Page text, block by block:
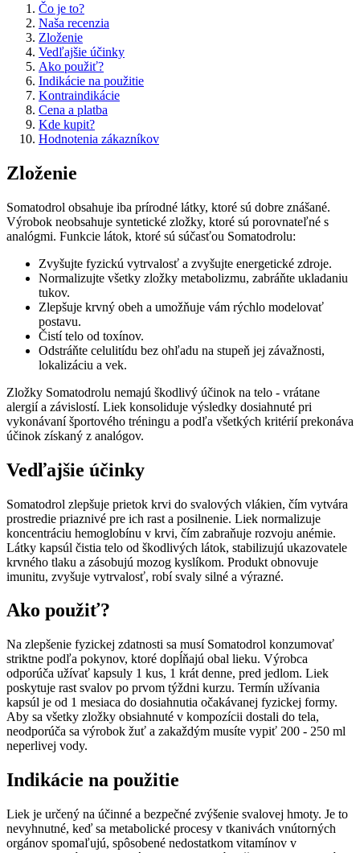
Čo je to?
Naša recenzia
Zloženie
Vedľajšie účinky
Ako použiť?
Indikácie na použitie
Kontraindikácie
Cena a platba
Kde kupit?
Hodnotenia zákazníkov
Zloženie
Somatodrol obsahuje iba prírodné látky, ktoré sú dobre znášané.
Výrobok neobsahuje syntetické zložky, ktoré sú porovnateľné s
analógmi. Funkcie látok, ktoré sú súčasťou Somatodrolu:
Zvyšujte fyzickú vytrvalosť a zvyšujte energetické zdroje.
Normalizujte všetky zložky metabolizmu, zabráňte ukladaniu
tukov.
Zlepšuje krvný obeh a umožňuje vám rýchlo modelovať
postavu.
Čistí telo od toxínov.
Odstráňte celulitídu bez ohľadu na stupeň jej závažnosti,
lokalizáciu a vek.
Zložky Somatodrolu nemajú škodlivý účinok na telo - vrátane
alergií a závislostí. Liek konsoliduje výsledky dosiahnuté pri
vykonávaní športového tréningu a podľa všetkých kritérií prekonáva
účinok získaný z analógov.
Vedľajšie účinky
Somatodrol zlepšuje prietok krvi do svalových vlákien, čím vytvára
prostredie priaznivé pre ich rast a posilnenie. Liek normalizuje
koncentráciu hemoglobínu v krvi, čím zabraňuje rozvoju anémie.
Látky kapsúl čistia telo od škodlivých látok, stabilizujú ukazovatele
krvného tlaku a zásobujú mozog kyslíkom. Produkt obnovuje
imunitu, zvyšuje vytrvalosť, robí svaly silné a výrazné.
Ako použiť?
Na zlepšenie fyzickej zdatnosti sa musí Somatodrol konzumovať
striktne podľa pokynov, ktoré dopĺňajú obal lieku. Výrobca
odporúča užívať kapsuly 1 kus, 1 krát denne, pred jedlom. Liek
poskytuje rast svalov po prvom týždni kurzu. Termín užívania
kapsúl je od 1 mesiaca do dosiahnutia očakávanej fyzickej formy.
Aby sa všetky zložky obsiahnuté v kompozícii dostali do tela,
neodporúča sa výrobok žuť a zakaždým musíte vypiť 200 - 250 ml
neperlivej vody.
Indikácie na použitie
Liek je určený na účinné a bezpečné zvýšenie svalovej hmoty. Je to
nevyhnutné, keď sa metabolické procesy v tkanivách vnútorných
orgánov spomaľujú, spôsobené nedostatkom vitamínov v